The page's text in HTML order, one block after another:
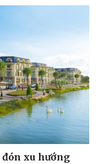
đón xu hướng